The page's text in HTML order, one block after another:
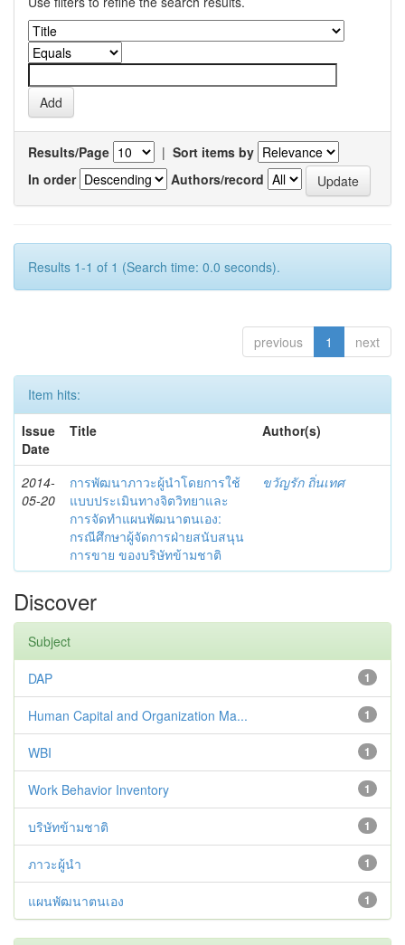
Results/Page | Sort items by
In order
Authors/record
Results 1-1 of 1 (Search time: 0.0 seconds).
previous 1 next
Item hits:
Issue
Date
Title Author(s)
2014-
05-20
การพัฒนาภาวะผู้นำโดยการใช้
แบบประเมินทางจิตวิทยาและ
การจัดทำแผนพัฒนาตนเอง:
กรณีศึกษาผู้จัดการฝ่ายสนับสนุน
การขาย ของบริษัทข้ามชาติ
ขวัญรัก ถิ่นเทศ
Discover
Subject
1
DAP
1
Human Capital and Organization Ma...
1
WBI
1
Work Behavior Inventory
1
บริษัทข้ามชาติ
1
ภาวะผู้นำ
1
แผนพัฒนาตนเอง